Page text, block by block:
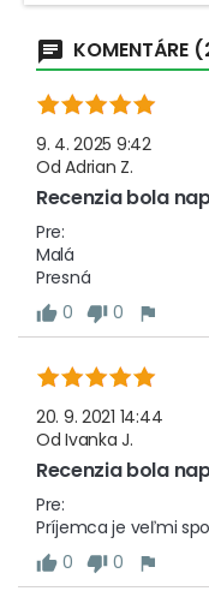
KOMENTÁRE
9. 4. 2025 9:42
OdAdrian Z.
Recenzia bola
Pre:
Malá
0
0
20. 9. 2021 14:44
OdIvanka J.
Recenzia bola
Pre:
0
0